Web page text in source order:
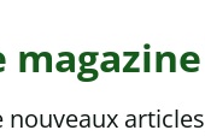
nouveaux